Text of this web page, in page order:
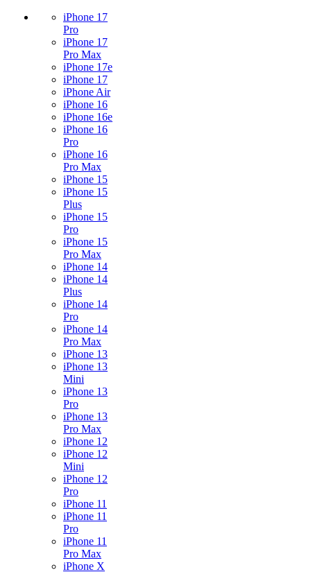
iPhone 17
Pro
iPhone 17
Pro Max
iPhone 17e
iPhone 17
iPhone Air
iPhone 16
iPhone 16e
iPhone 16
Pro
iPhone 16
Pro Max
iPhone 15
iPhone 15
Plus
iPhone 15
Pro
iPhone 15
Pro Max
iPhone 14
iPhone 14
Plus
iPhone 14
Pro
iPhone 14
Pro Max
iPhone 13
iPhone 13
Mini
iPhone 13
Pro
iPhone 13
Pro Max
iPhone 12
iPhone 12
Mini
iPhone 12
Pro
iPhone 11
iPhone 11
Pro
iPhone 11
Pro Max
iPhone X